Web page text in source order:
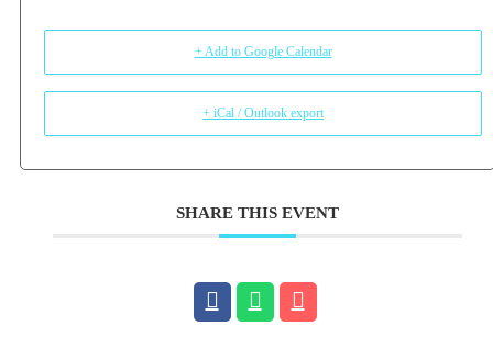
+ Add to Google Calendar
+ iCal / Outlook export
SHARE THIS EVENT